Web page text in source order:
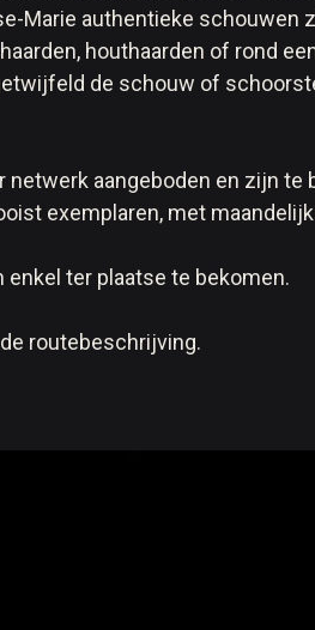
Marie authentieke schouwen
houthaarden of rond
de schouw of
aangeboden en zijn te
exemplaren, met
ter plaatse te bekomen.
routebeschrijving.